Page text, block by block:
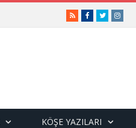
RSSFacebook
Twitter
KÖŞE YAZILARI